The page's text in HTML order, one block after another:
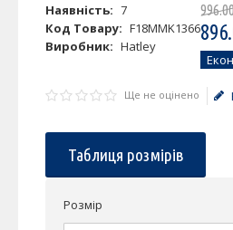
Наявність: 7
Код Товару: F18MMK1366
Виробник: Hatley
996.
896.
Ще не оцінено
Таблиця розмірів
Розмір